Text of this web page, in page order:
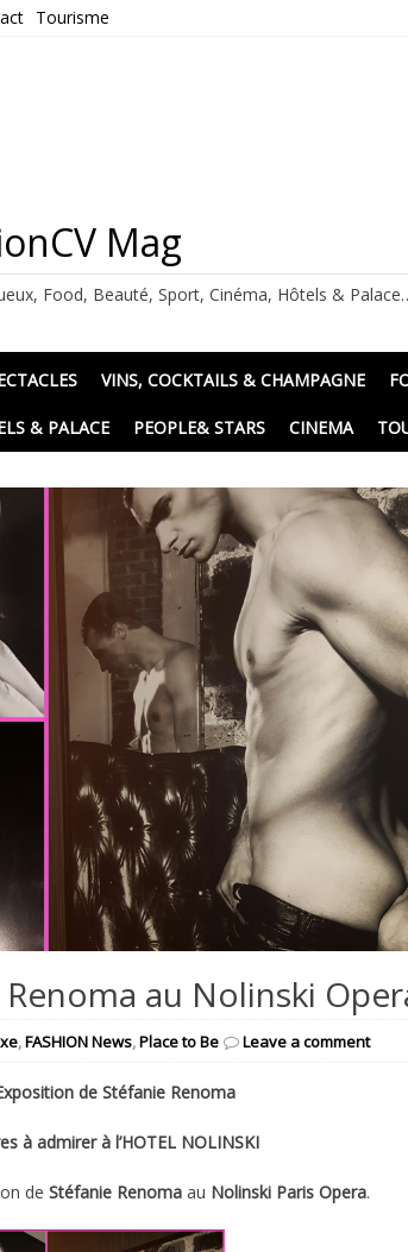
Tourisme
Mag
Food, Beauté, Sport, Cinéma, Hôtels &
VINS, COCKTAILS & CHAMPAGNE
& PALACE PEOPLE& STARS CINEMA
au Nolinski
,FASHION News,Place to Be Leave a comment
de Stéfanie Renoma
à admirer à l’HOTEL NOLINSKI
deStéfanie Renoma au Nolinski Paris Opera.